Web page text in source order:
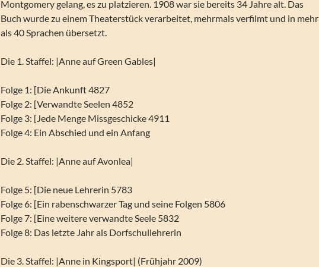
Montgomery gelang, es zu platzieren. 1908 war sie bereits 34 Jahre alt. Das
Buch wurde zu einem Theaterstück verarbeitet, mehrmals verfilmt und in mehr
als 40 Sprachen übersetzt.
Die 1. Staffel: |Anne auf Green Gables|
Folge 1: [Die Ankunft 4827
Folge 2: [Verwandte Seelen 4852
Folge 3: [Jede Menge Missgeschicke 4911
Folge 4: Ein Abschied und ein Anfang
Die 2. Staffel: |Anne auf Avonlea|
Folge 5: [Die neue Lehrerin 5783
Folge 6: [Ein rabenschwarzer Tag und seine Folgen 5806
Folge 7: [Eine weitere verwandte Seele 5832
Folge 8: Das letzte Jahr als Dorfschullehrerin
Die 3. Staffel: |Anne in Kingsport| (Frühjahr 2009)